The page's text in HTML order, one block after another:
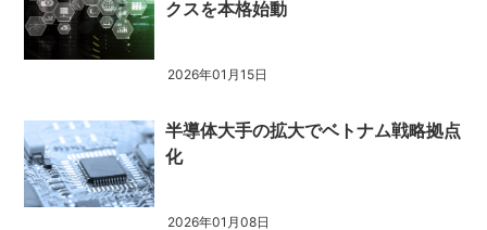
クスを本格始動
2026年01月15日
半導体大手の拡大でベトナム戦略拠点
化
2026年01月08日